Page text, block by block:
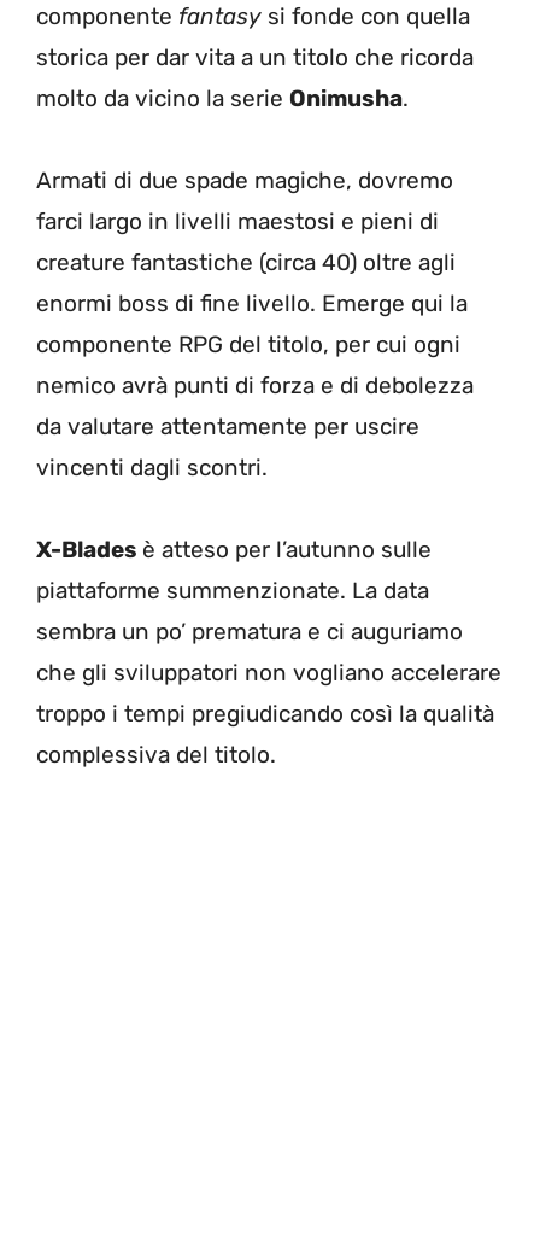
componente fantasy si fonde con quella
storica per dar vita a un titolo che ricorda
molto da vicino la serie Onimusha.
Armati di due spade magiche, dovremo
farci largo in livelli maestosi e pieni di
creature fantastiche (circa 40) oltre agli
enormi boss di fine livello. Emerge qui la
componente RPG del titolo, per cui ogni
nemico avrà punti di forza e di debolezza
da valutare attentamente per uscire
vincenti dagli scontri.
X-Blades è atteso per l’autunno sulle
piattaforme summenzionate. La data
sembra un po’ prematura e ci auguriamo
che gli sviluppatori non vogliano accelerare
troppo i tempi pregiudicando così la qualità
complessiva del titolo.